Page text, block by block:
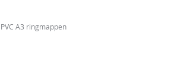
PVC A3 ringmappen